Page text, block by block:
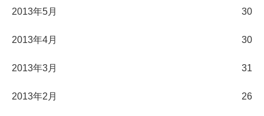
2013年5月 30
2013年4月 30
2013年3月 31
2013年2月 26